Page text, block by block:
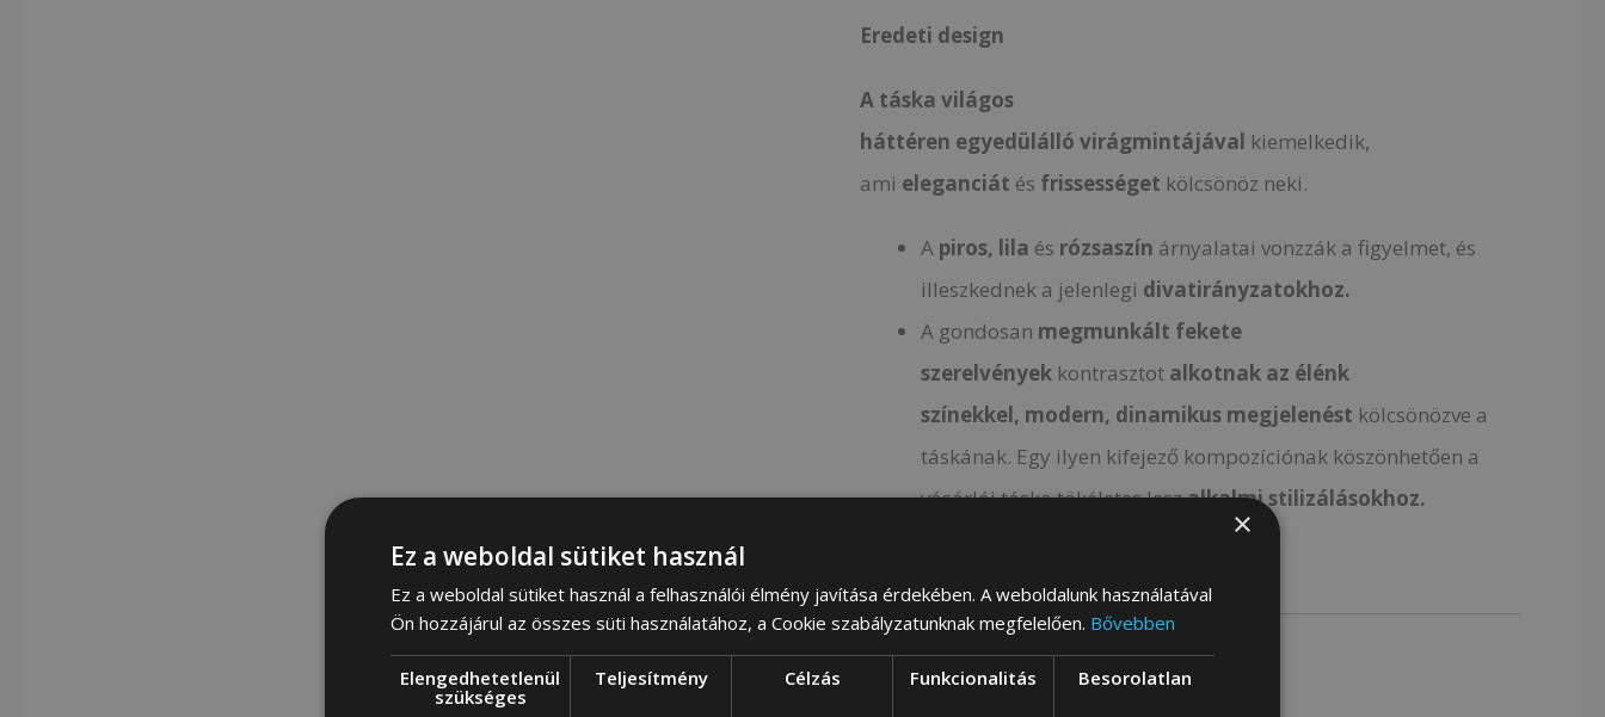
Eredeti design
A táska világos
háttéren egyedülálló virágmintájával kiemelkedik,
ami eleganciát és frissességet kölcsönöz neki.
A piros, lila és rózsaszín árnyalatai vonzzák a figyelmet, és
illeszkednek a jelenlegi divatirányzatokhoz.
A gondosan megmunkált fekete
szerelvények kontrasztot alkotnak az élénk
színekkel, modern, dinamikus megjelenést kölcsönözve a
táskának. Egy ilyen kifejező kompozíciónak köszönhetően a
vásárlói táska tökéletes leszalkalmi stilizálásokhoz.
Belső szervezet
×
Ez a weboldal sütiket használ
Ez a weboldal sütiket használ a felhasználói élmény javítása érdekében. A weboldalunk használatával
Ön hozzájárul az összes süti használatához, a Cookie szabályzatunknak megfelelően. Bővebben
Elengedhetetlenül
szükséges
Teljesítmény Célzás Funkcionalitás Besorolatlan